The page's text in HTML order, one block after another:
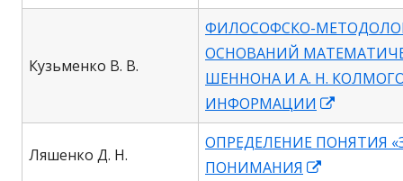
in
a
Кузьменко В. В.
ФИЛОСОФСКО-
ОСНОВАНИЙ
ШЕННОНА И А. Н.
ИНФОРМАЦИИ
in
a
Ляшенко Д. Н.
ОПРЕДЕЛЕНИЕ ПОНЯТИЯ
ПОНИМАНИЯ